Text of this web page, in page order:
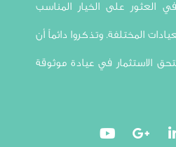
العثور على الخيار المناسب
المختلفة. وتذكروا دائماً أن
الاستثمار في عيادة موثوقة